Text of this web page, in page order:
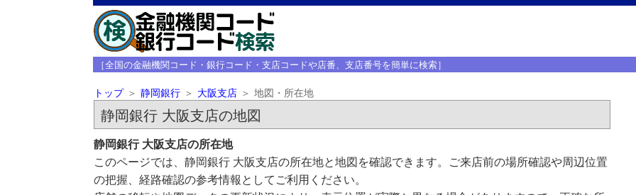
［全国の金融機関コード・銀行コード・支店コードや店番、支店番号を簡単に検索］
トップ 静岡銀行 大阪支店 地図・所在地
静岡銀行 大阪支店の地図
静岡銀行 大阪支店の所在地
このページでは、静岡銀行 大阪支店の所在地と地図を確認できます。ご来店前の場所確認や周辺位置
の把握、経路確認の参考情報としてご利用ください。